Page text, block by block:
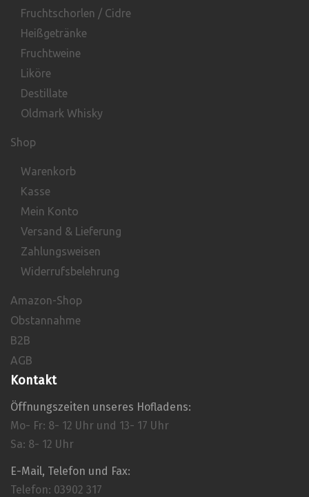
Fruchtschorlen / Cidre
Heißgetränke
Fruchtweine
Liköre
Destillate
Oldmark Whisky
Shop
Warenkorb
Kasse
Mein Konto
Versand & Lieferung
Zahlungsweisen
Widerrufsbelehrung
Amazon-Shop
Obstannahme
B2B
AGB
Kontakt
Öffnungszeiten unseres Hofladens:
Mo- Fr: 8- 12 Uhr und 13- 17 Uhr
Sa: 8- 12 Uhr
E-Mail, Telefon und Fax:
Telefon: 03902 317